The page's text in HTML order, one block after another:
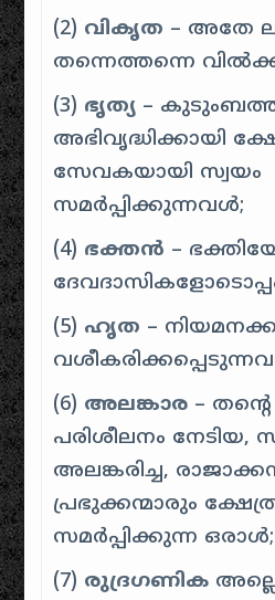
(2) വികൃത – അതേ
തന്നെത്തന്നെ
(3) ഭൃത്യ –
അഭിവൃദ്ധിക്കായി
സേവകയായി സ്വയം
സമർപ്പിക്കുന്നവൾ;
(4) ഭക്തൻ –
(5) ഹൃത –
(6) അലങ്കാര –
പരിശീലനം നേടിയ,
അലങ്കരിച്ച,
പ്രഭുക്കന്മാരും
സമർപ്പിക്കുന്ന ഒരാൾ;
(7) രുദ്രഗണിക